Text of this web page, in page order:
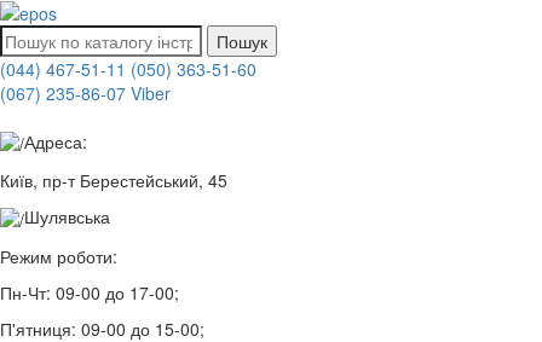
Пошук
(044) 467-51-11 (050) 363-51-60
(067) 235-86-07 Viber
Адреса:
Київ, пр-т Берестейський, 45
Шулявська
Режим роботи:
Пн-Чт: 09-00 до 17-00;
П'ятниця: 09-00 до 15-00;